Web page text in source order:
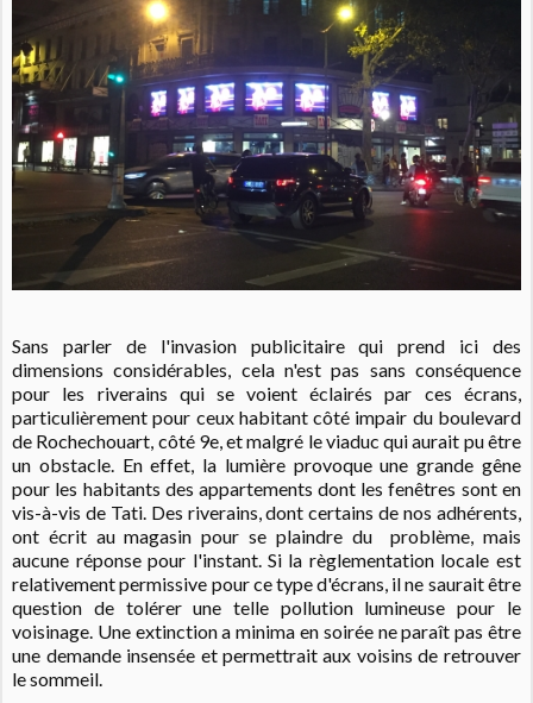
Sans parler de l'invasion publicitaire qui prend ici des
dimensions considérables, cela n'est pas sans conséquence
pour les riverains qui se voient éclairés par ces écrans,
particulièrement pour ceux habitant côté impair du boulevard
de Rochechouart, côté 9e, et malgré le viaduc qui aurait pu être
un obstacle. En effet, la lumière provoque une grande gêne
pour les habitants des appartements dont les fenêtres sont en
vis-à-vis de Tati. Des riverains, dont certains de nos adhérents,
ont écrit au magasin pour se plaindre du problème, mais
aucune réponse pour l'instant. Si la règlementation locale est
relativement permissive pour ce type d'écrans, il ne saurait être
question de tolérer une telle pollution lumineuse pour le
voisinage. Une extinction a minima en soirée ne paraît pas être
une demande insensée et permettrait aux voisins de retrouver
le sommeil.